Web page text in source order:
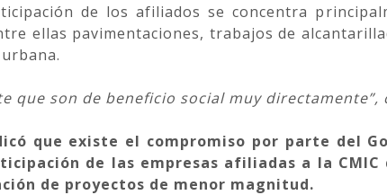
de los afiliados se concentra
ellas pavimentaciones, trabajos de
que son de beneficio social muy directamente”,
que existe el compromiso por parte del
de las empresas afiliadas a la
de proyectos de menor magnitud.